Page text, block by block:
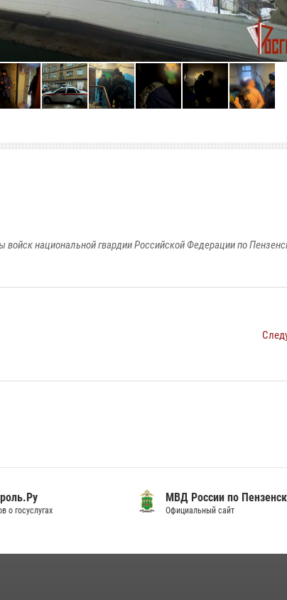
национальной гвардии Российской Федерации по
о госуслугах
МВД России по
Официальный сайт